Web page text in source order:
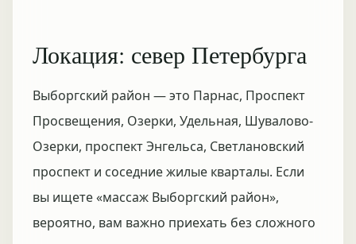
Локация: север Петербурга
Выборгский район — это Парнас, Проспект
Просвещения, Озерки, Удельная, Шувалово-
Озерки, проспект Энгельса, Светлановский
проспект и соседние жилые кварталы. Если
вы ищете «массаж Выборгский район»,
вероятно, вам важно приехать без сложного